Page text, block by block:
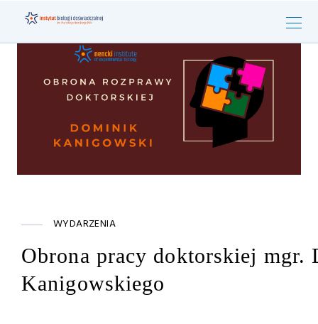
WYDARZENIA
Obrona pracy doktorskiej mgr.
Kanigowskiego